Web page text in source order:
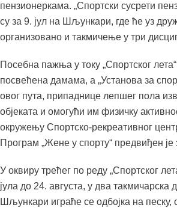
пензионеркама. „Спортски сусрети
су за 9. јул на Шљункари, где ће уз
организовано и такмичење у три
Посебна пажња у току „Спортског
посвећена дамама, а „Установа за
овог пута, припаднице лепшег пола
објеката и омогући им физичку
окружењу Спортско-рекреативног
Програм „Жене у спорту“ предвиђен је
У оквиру трећег по реду „Спортског
јула до 24. августа, у два такмичарска
Шљункари играће се одбојка на песку,